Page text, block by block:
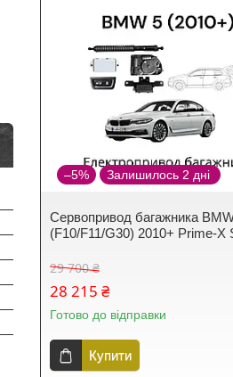
–5% Залишилось 2 дні
Сервопривод багажника
(F10/F11/G30) 2010+ Prime-X
29 700 ₴
28 215 ₴
Готово до відправки
Купити